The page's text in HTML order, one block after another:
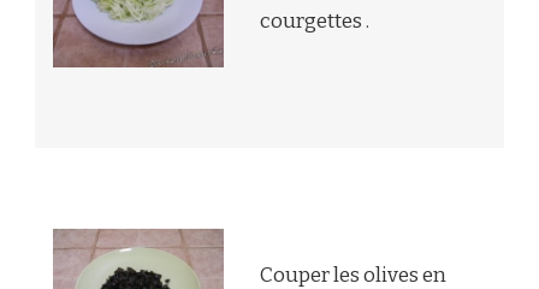
courgettes .
Couper les olives en